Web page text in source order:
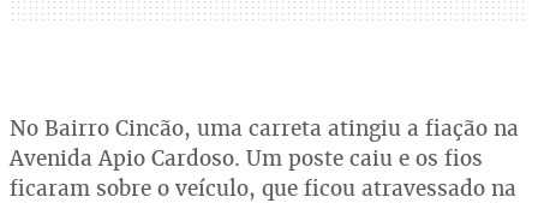
No Bairro Cincão, uma carreta atingiu a fiação na
Avenida Apio Cardoso. Um poste caiu e os fios
ficaram sobre o veículo, que ficou atravessado na